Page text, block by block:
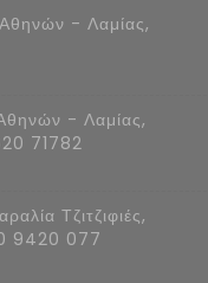
- Λαμίας,
- Λαμίας,
71782
Τζιτζιφιές,
9420 077